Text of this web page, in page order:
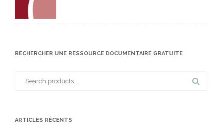
RECHERCHER UNE RESSOURCE DOCUMENTAIRE GRATUITE
ARTICLES RÉCENTS